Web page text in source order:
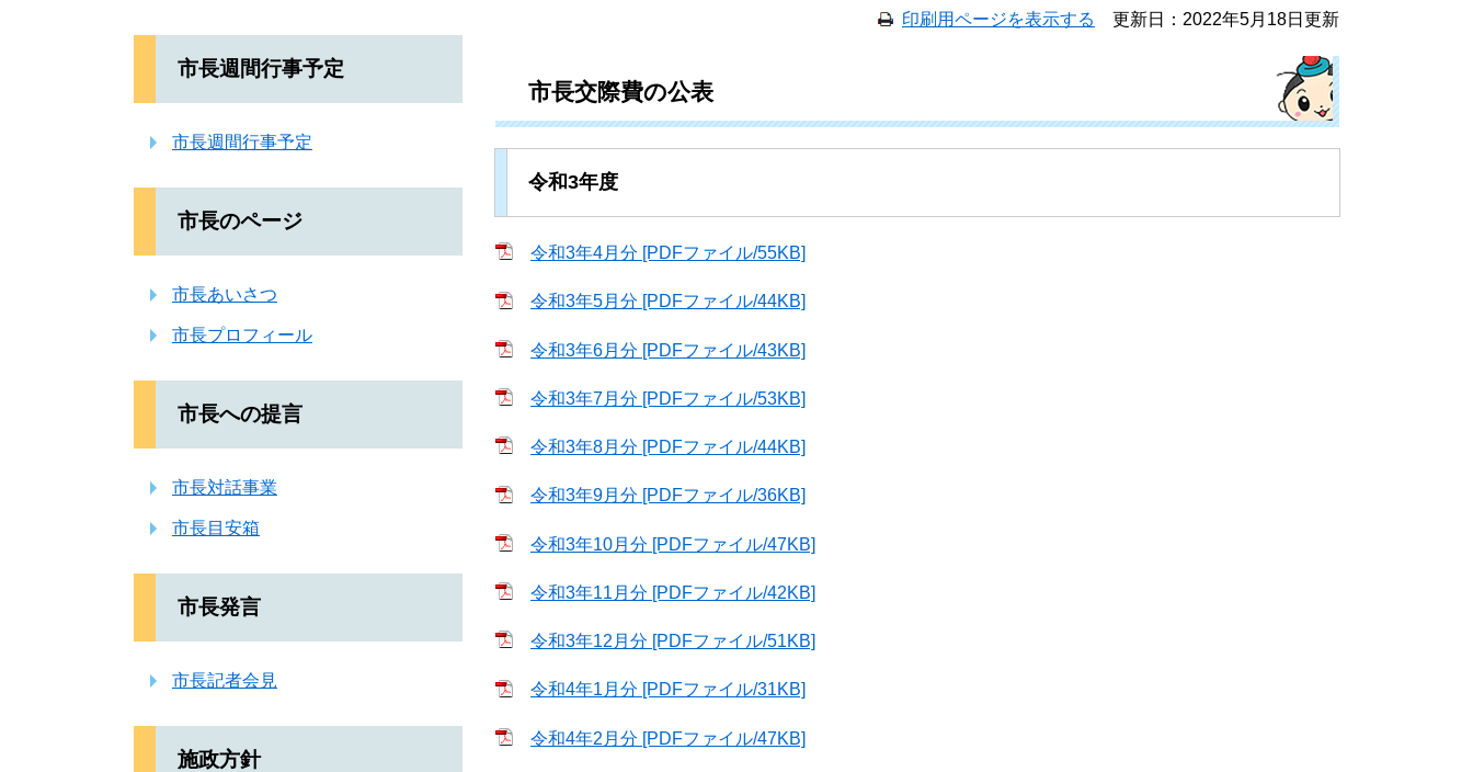
市長週間行事予定
市長週間行事予定
市長のページ
市長あいさつ
市長プロフィール
市長への提言
市長対話事業
市長目安箱
市長発言
市長記者会見
施政方針
印刷用ページを表示する 更新日：2022年5月18日更新
市長交際費の公表
令和3年度
令和3年4月分 [PDFファイル/55KB]
令和3年5月分 [PDFファイル/44KB]
令和3年6月分 [PDFファイル/43KB]
令和3年7月分 [PDFファイル/53KB]
令和3年8月分 [PDFファイル/44KB]
令和3年9月分 [PDFファイル/36KB]
令和3年10月分 [PDFファイル/47KB]
令和3年11月分 [PDFファイル/42KB]
令和3年12月分 [PDFファイル/51KB]
令和4年1月分 [PDFファイル/31KB]
令和4年2月分 [PDFファイル/47KB]